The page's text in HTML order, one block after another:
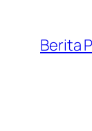
content
Berita